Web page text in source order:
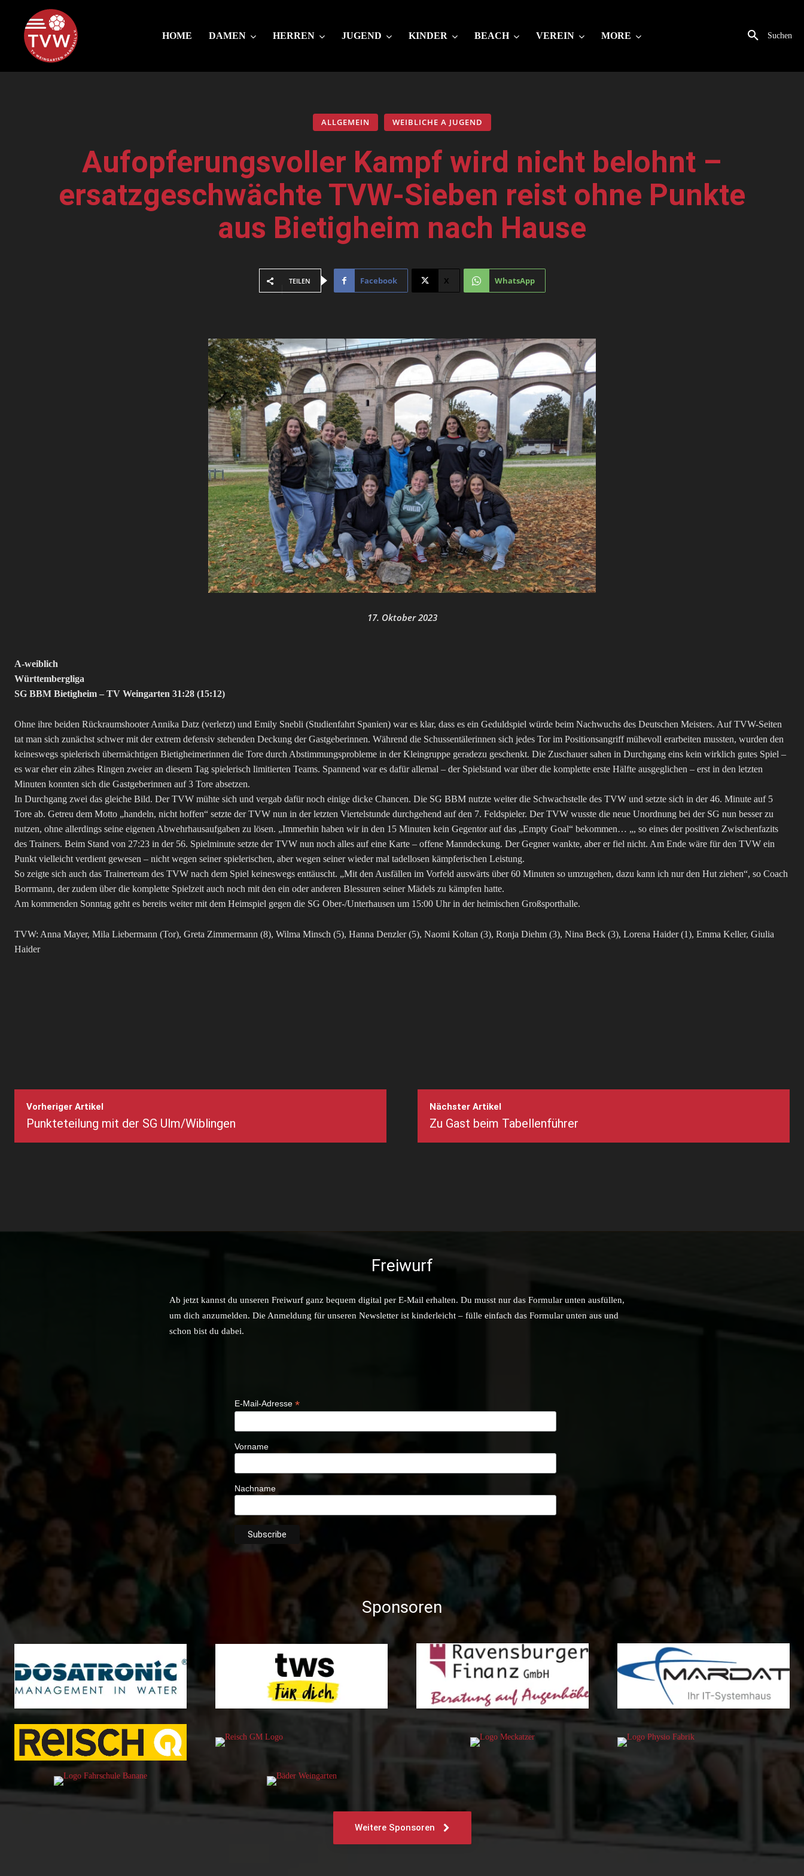
HOME DAMEN HERREN JUGEND KINDER BEACH VEREIN MORE Suchen
ALLGEMEIN WEIBLICHE A JUGEND
Aufopferungsvoller Kampf wird nicht belohnt –
ersatzgeschwächte TVW-Sieben reist ohne Punkte
aus Bietigheim nach Hause
TEILEN Facebook X WhatsApp
17. Oktober 2023
A-weiblich
Württembergliga
SG BBM Bietigheim – TV Weingarten 31:28 (15:12)
Ohne ihre beiden Rückraumshooter Annika Datz (verletzt) und Emily Snebli (Studienfahrt Spanien) war es klar, dass es ein Geduldspiel würde beim Nachwuchs des Deutschen Meisters. Auf TVW-Seiten
tat man sich zunächst schwer mit der extrem defensiv stehenden Deckung der Gastgeberinnen. Während die Schussentälerinnen sich jedes Tor im Positionsangriff mühevoll erarbeiten mussten, wurden den
keineswegs spielerisch übermächtigen Bietigheimerinnen die Tore durch Abstimmungsprobleme in der Kleingruppe geradezu geschenkt. Die Zuschauer sahen in Durchgang eins kein wirklich gutes Spiel –
es war eher ein zähes Ringen zweier an diesem Tag spielerisch limitierten Teams. Spannend war es dafür allemal – der Spielstand war über die komplette erste Hälfte ausgeglichen – erst in den letzten
Minuten konnten sich die Gastgeberinnen auf 3 Tore absetzen.
In Durchgang zwei das gleiche Bild. Der TVW mühte sich und vergab dafür noch einige dicke Chancen. Die SG BBM nutzte weiter die Schwachstelle des TVW und setzte sich in der 46. Minute auf 5
Tore ab. Getreu dem Motto „handeln, nicht hoffen“ setzte der TVW nun in der letzten Viertelstunde durchgehend auf den 7. Feldspieler. Der TVW wusste die neue Unordnung bei der SG nun besser zu
nutzen, ohne allerdings seine eigenen Abwehrhausaufgaben zu lösen. „Immerhin haben wir in den 15 Minuten kein Gegentor auf das „Empty Goal“ bekommen… „, so eines der positiven Zwischenfazits
des Trainers. Beim Stand von 27:23 in der 56. Spielminute setzte der TVW nun noch alles auf eine Karte – offene Manndeckung. Der Gegner wankte, aber er fiel nicht. Am Ende wäre für den TVW ein
Punkt vielleicht verdient gewesen – nicht wegen seiner spielerischen, aber wegen seiner wieder mal tadellosen kämpferischen Leistung.
So zeigte sich auch das Trainerteam des TVW nach dem Spiel keineswegs enttäuscht. „Mit den Ausfällen im Vorfeld auswärts über 60 Minuten so umzugehen, dazu kann ich nur den Hut ziehen“, so Coach
Borrmann, der zudem über die komplette Spielzeit auch noch mit den ein oder anderen Blessuren seiner Mädels zu kämpfen hatte.
Am kommenden Sonntag geht es bereits weiter mit dem Heimspiel gegen die SG Ober-/Unterhausen um 15:00 Uhr in der heimischen Großsporthalle.
TVW: Anna Mayer, Mila Liebermann (Tor), Greta Zimmermann (8), Wilma Minsch (5), Hanna Denzler (5), Naomi Koltan (3), Ronja Diehm (3), Nina Beck (3), Lorena Haider (1), Emma Keller, Giulia
Haider
Vorheriger Artikel
Punkteteilung mit der SG Ulm/Wiblingen
Nächster Artikel
Zu Gast beim Tabellenführer
Freiwurf
Ab jetzt kannst du unseren Freiwurf ganz bequem digital per E-Mail erhalten. Du musst nur das Formular unten ausfüllen,
um dich anzumelden. Die Anmeldung für unseren Newsletter ist kinderleicht – fülle einfach das Formular unten aus und
schon bist du dabei.
E-Mail-Adresse *
Vorname
Nachname
Sponsoren
Weitere Sponsoren